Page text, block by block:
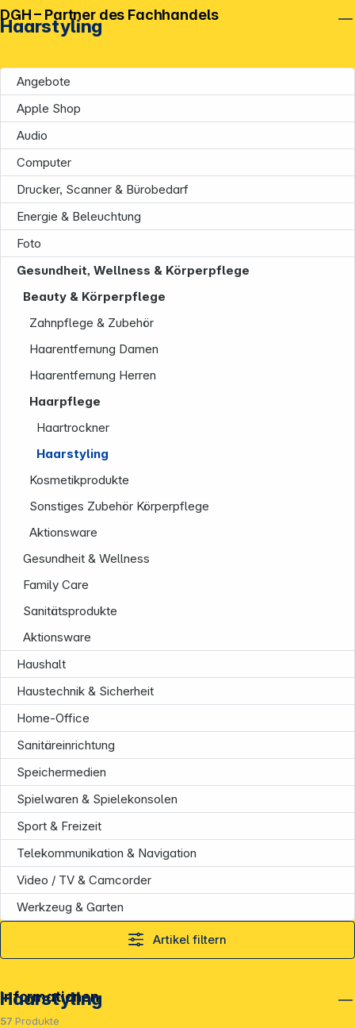
Haarstyling
Angebote
Apple Shop
Audio
Computer
Drucker, Scanner & Bürobedarf
Energie & Beleuchtung
Foto
Gesundheit, Wellness & Körperpflege
Beauty & Körperpflege
Zahnpflege & Zubehör
Haarentfernung Damen
Haarentfernung Herren
Haarpflege
Haartrockner
Haarstyling
Kosmetikprodukte
Sonstiges Zubehör Körperpflege
Aktionsware
Gesundheit & Wellness
Family Care
Sanitätsprodukte
Aktionsware
Haushalt
Haustechnik & Sicherheit
Home-Office
Sanitäreinrichtung
Speichermedien
Spielwaren & Spielekonsolen
Sport & Freizeit
Telekommunikation & Navigation
Video / TV & Camcorder
Werkzeug & Garten
Artikel filtern
Haarstyling
57 Produkte
DGH – Partner des Fachhandels
Unternehmen
Informationen